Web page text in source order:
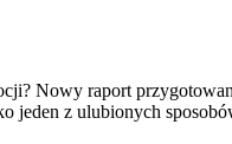
Nowy raport
jeden z ulubionych